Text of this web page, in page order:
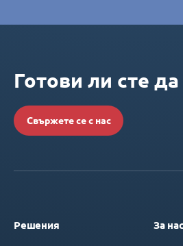
Готови ли сте да
Свържете се с нас
Решения За нас